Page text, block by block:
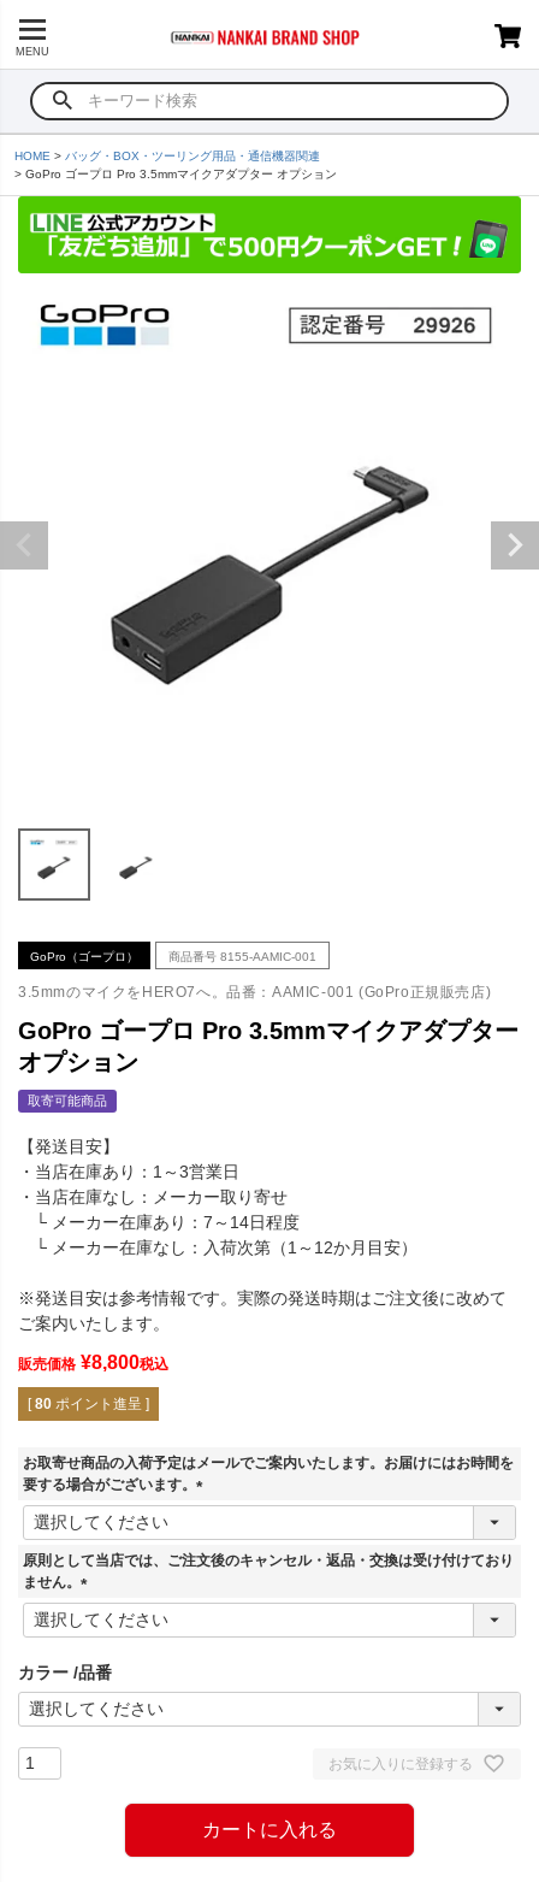
MENU
HOME
バッグ・BOX・ツーリング用品・通信機器関連
GoPro ゴープロ Pro 3.5mmマイクアダプター オプション
GoPro（ゴープロ） 商品番号 8155-AAMIC-001
3.5mmのマイクをHERO7へ。品番：AAMIC-001 (GoPro正規販売店)
GoPro ゴープロ Pro 3.5mmマイクアダプター
オプション
取寄可能商品
【発送目安】
・当店在庫あり：1～3営業日
・当店在庫なし：メーカー取り寄せ
└ メーカー在庫あり：7～14日程度
└ メーカー在庫なし：入荷次第（1～12か月目安）
※発送目安は参考情報です。実際の発送時期はご注文後に改めて
ご案内いたします。
販売価格 ¥8,800税込
[ 80 ポイント進呈 ]
お取寄せ商品の入荷予定はメールでご案内いたします。お届けにはお時間を
要する場合がございます。
(
須
原則として当店では、ご注文後のキャンセル・返品・交換は受け付けており
ません。
(
必
)
カラー 品番
お気に入りに登録する
カートに入れる